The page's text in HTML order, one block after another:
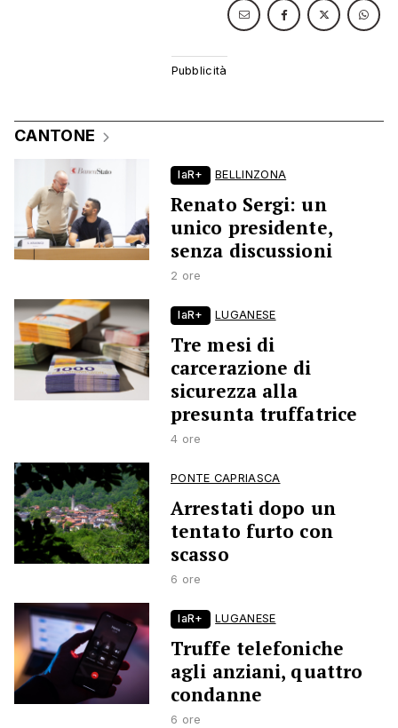
CANTONE
laR+ BELLINZONA
Renato Sergi: un
unico presidente,
senza discussioni
2 ore
laR+ LUGANESE
Tre mesi di
carcerazione di
sicurezza alla
presunta truffatrice
4 ore
PONTE CAPRIASCA
Arrestati dopo un
tentato furto con
scasso
6 ore
laR+ LUGANESE
Truffe telefoniche
agli anziani, quattro
condanne
6 ore